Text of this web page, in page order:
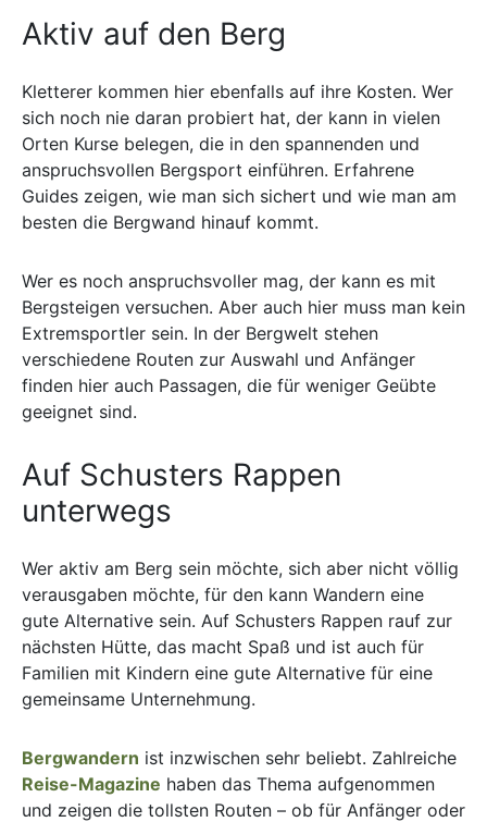
Aktiv auf den Berg
Kletterer kommen hier ebenfalls auf ihre Kosten. Wer
sich noch nie daran probiert hat, der kann in vielen
Orten Kurse belegen, die in den spannenden und
anspruchsvollen Bergsport einführen. Erfahrene
Guides zeigen, wie man sich sichert und wie man am
besten die Bergwand hinauf kommt.
Wer es noch anspruchsvoller mag, der kann es mit
Bergsteigen versuchen. Aber auch hier muss man kein
Extremsportler sein. In der Bergwelt stehen
verschiedene Routen zur Auswahl und Anfänger
finden hier auch Passagen, die für weniger Geübte
geeignet sind.
Auf Schusters Rappen
unterwegs
Wer aktiv am Berg sein möchte, sich aber nicht völlig
verausgaben möchte, für den kann Wandern eine
gute Alternative sein. Auf Schusters Rappen rauf zur
nächsten Hütte, das macht Spaß und ist auch für
Familien mit Kindern eine gute Alternative für eine
gemeinsame Unternehmung.
Bergwandern ist inzwischen sehr beliebt. Zahlreiche
Reise-Magazine haben das Thema aufgenommen
und zeigen die tollsten Routen – ob für Anfänger oder